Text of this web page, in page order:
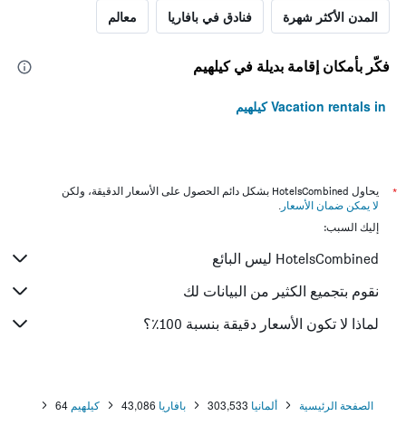
المدن الأكثر شهرة فنادق في بافاريا معالم
فكّر بأمكان إقامة بديلة في كيلهيم
Vacation rentals in كيلهيم
*
يحاول HotelsCombined بشكل دائم الحصول على الأسعار الدقيقة، ولكن
لا يمكن ضمان الأسعار .
إليك السبب:
HotelsCombined ليس البائع
نقوم بتجميع الكثير من البيانات لك
لماذا لا تكون الأسعار دقيقة بنسبة 100٪؟
الصفحة الرئيسية ألمانيا 303,533 بافاريا 43,086 كيلهيم 64